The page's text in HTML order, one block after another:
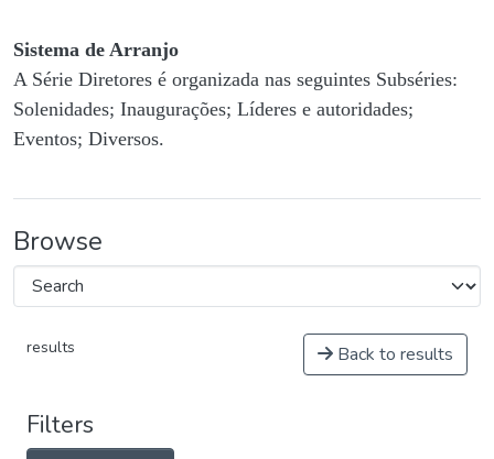
Sistema de Arranjo
A Série Diretores é organizada nas seguintes Subséries:
Solenidades; Inaugurações; Líderes e autoridades;
Eventos; Diversos.
Browse
results Back to results
Filters